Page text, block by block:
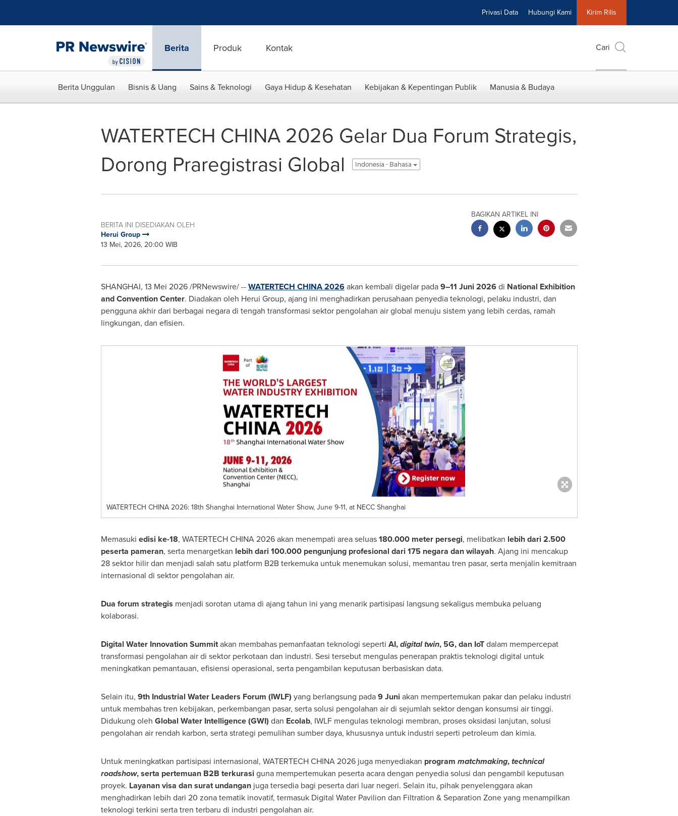
Privasi Data Hubungi Kami Kirim Rilis
Berita Produk Kontak Cari
Berita Unggulan Bisnis & Uang Sains & Teknologi Gaya Hidup & Kesehatan Kebijakan & Kepentingan Publik Manusia & Budaya
WATERTECH CHINA 2026 Gelar Dua Forum Strategis,
Dorong Praregistrasi Global
Indonesia - Bahasa
BERITA INI DISEDIAKAN OLEH
Herui Group
13 Mei, 2026, 20:00 WIB
BAGIKAN ARTIKEL INI
SHANGHAI, 13 Mei 2026 /PRNewswire/ --WATERTECH CHINA 2026akan kembali digelar pada9–11 Juni 2026di National Exhibition
and Convention Center. Diadakan oleh Herui Group, ajang ini menghadirkan perusahaan penyedia teknologi, pelaku industri, dan
pengguna akhir dari berbagai negara di tengah transformasi sektor pengolahan air global menuju sistem yang lebih cerdas, ramah
lingkungan, dan efisien.
WATERTECH CHINA 2026: 18th Shanghai International Water Show, June 9-11, at NECC Shanghai
Memasuki edisi ke-18, WATERTECH CHINA 2026 akan menempati area seluas180.000 meter persegi, melibatkan lebih dari 2.500
peserta pameran, serta menargetkan lebih dari 100.000 pengunjung profesional dari 175 negara dan wilayah. Ajang ini mencakup
28 sektor hilir dan menjadi salah satu platform B2B terkemuka untuk menemukan solusi, memantau tren pasar, serta menjalin kemitraan
internasional di sektor pengolahan air.
Dua forum strategis menjadi sorotan utama di ajang tahun ini yang menarik partisipasi langsung sekaligus membuka peluang
kolaborasi.
Digital Water Innovation Summitakan membahas pemanfaatan teknologi seperti AI,digital twin, 5G, dan IoTdalam mempercepat
transformasi pengolahan air di sektor perkotaan dan industri. Sesi tersebut mengulas penerapan praktis teknologi digital untuk
meningkatkan pemantauan, efisiensi operasional, serta pengambilan keputusan berbasiskan data.
Selain itu, 9th Industrial Water Leaders Forum (IWLF) yang berlangsung pada9 Juni akan mempertemukan pakar dan pelaku industri
untuk membahas tren kebijakan, perkembangan pasar, serta solusi pengolahan air di sejumlah sektor dengan konsumsi air tinggi.
Didukung oleh Global Water Intelligence (GWI) dan Ecolab, IWLF mengulas teknologi membran, proses oksidasi lanjutan, solusi
pengolahan air rendah karbon, serta strategi pemulihan sumber daya, khususnya untuk industri seperti petroleum dan kimia.
Untuk meningkatkan partisipasi internasional, WATERTECH CHINA 2026 juga menyediakan program matchmaking,technical
roadshow, serta pertemuan B2B terkurasi guna mempertemukan peserta acara dengan penyedia solusi dan pengambil keputusan
proyek. Layanan visa dan surat undanganjuga tersedia bagi peserta dari luar negeri. Selain itu, pihak penyelenggara akan
menghadirkan lebih dari 20 zona tematik inovatif, termasuk Digital Water Pavilion dan Filtration & Separation Zone yang menampilkan
teknologi terkini serta tren terbaru di industri pengolahan air.